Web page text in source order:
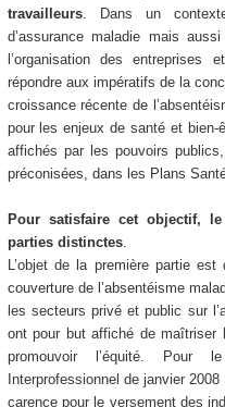
travailleurs. Dans un
d’assurance maladie mais
l’organisation des
répondre aux impératifs de la
croissance récente de
pour les enjeux de santé et
affichés par les pouvoirs
préconisées, dans les Plans
Pour satisfaire cet objectif,
parties distinctes.
L’objet de la première partie
couverture de l’absentéisme
les secteurs privé et public sur
ont pour but affiché de maîtriser
promouvoir l’équité. Pour
Interprofessionnel de janvier
carence pour le versement des